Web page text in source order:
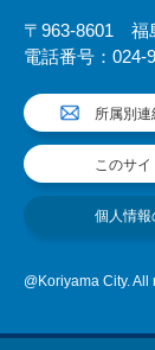
〒963-8601 福
電話番号：024-
所属別
このサ
個人情報
@Koriyama City.